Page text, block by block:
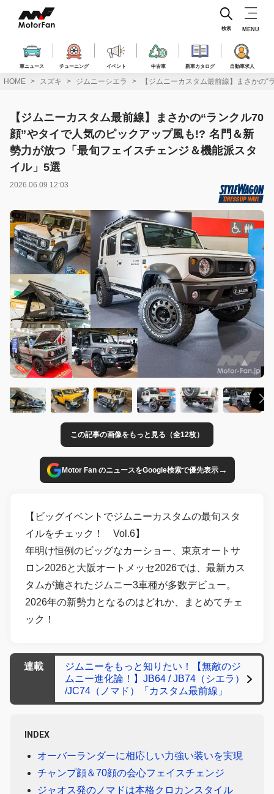
ス
車ニュース チューニング イベント 中古車 新車カタログ 自動車求人
検索 MENU
HOME スズキ ジムニーシエラ 【ジムニーカスタム最前線】まさかの
【ジムニーカスタム最前線】まさかの“ランクル70
顔”やタイで人気のピックアップ風も!? 名門＆新
勢力が放つ「最旬フェイスチェンジ＆機能派スタ
イル」5選
2026.06.09 12:03
この記事の画像をもっと見る（全12枚）
Motor Fan のニュースをGoogle検索で優先表示→
【ビッグイベントでジムニーカスタムの最旬スタ
イルをチェック！ Vol.6】
年明け恒例のビッグなカーショー、東京オートサ
ロン2026と大阪オートメッセ2026では、最新カス
タムが施されたジムニー3車種が多数デビュー。
2026年の新勢力となるのはどれか、まとめてチェ
ック！
連載
ジムニーをもっと知りたい！【無敵のジ
ムニー進化論！】JB64 / JB74（シエラ）
/JC74（ノマド）「カスタム最前線」
INDEX
オーバーランダーに相応しい力強い装いを実現
チャンプ顔＆70顔の会心フェイスチェンジ
ジャオス発のノマドは本格クロカンスタイル